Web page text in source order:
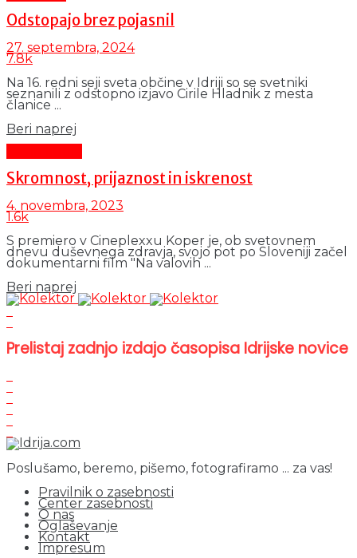
Odstopajo brez pojasnil
27. septembra, 2024
7.8k
Na 16. redni seji sveta občine v Idriji so se svetniki
seznanili z odstopno izjavo Cirile Hladnik z mesta
članice ...
Beri naprej
Skromnost, prijaznost in iskrenost
4. novembra, 2023
1.6k
S premiero v Cineplexxu Koper je, ob svetovnem
dnevu duševnega zdravja, svojo pot po Sloveniji začel
dokumentarni film "Na valovih ...
Beri naprej
Prelistaj zadnjo izdajo časopisa Idrijske novice
Poslušamo, beremo, pišemo, fotografiramo ... za vas!
Pravilnik o zasebnosti
Center zasebnosti
O nas
Oglaševanje
Kontakt
Impresum